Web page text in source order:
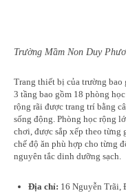
Trường Mầm Non Duy
Trang thiết bị của trường
3 tầng bao gồm 18 phòng
rộng rãi được trang trí bằng
sống động. Phòng học rộng
chơi, được sắp xếp theo từng
chế độ ăn phù hợp cho từng
nguyên tắc dinh dưỡng sạch.
Địa chỉ: 16 Nguyễn Trãi,